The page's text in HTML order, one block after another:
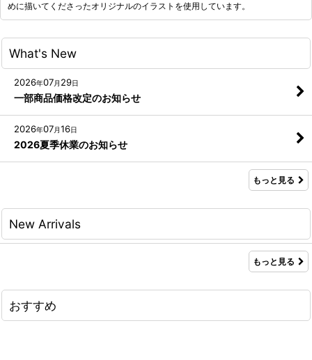
めに描いてくださったオリジナルのイラストを使用しています。
What's New
2026年07月 29日
一部商品価格改定のお知らせ
2026年07月16日
2026夏季休業のお知らせ
もっと見る
New Arrivals
もっと見る
おすすめ